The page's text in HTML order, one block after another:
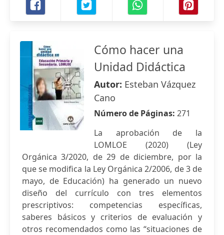
Cómo hacer una
Unidad Didáctica
Autor: Esteban Vázquez
Cano
Número de Páginas: 271
La aprobación de la
LOMLOE (2020) (Ley
Orgánica 3/2020, de 29 de diciembre, por la
que se modifica la Ley Orgánica 2/2006, de 3 de
mayo, de Educación) ha generado un nuevo
diseño del currículo con tres elementos
prescriptivos: competencias específicas,
saberes básicos y criterios de evaluación y
otros recomendados como las “situaciones de